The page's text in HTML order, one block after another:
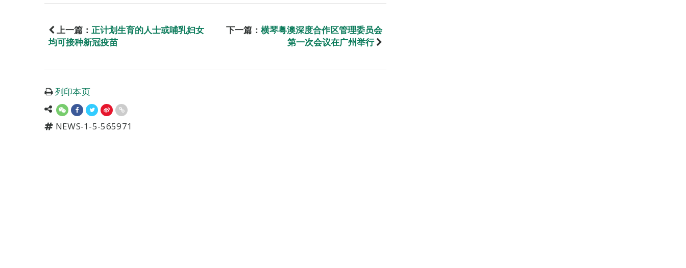
上一篇： 正计划生育的人士或哺乳妇女
均可接种新冠疫苗
下一篇： 横琴粤澳深度合作区管理委员会
第一次会议在广州举行
列印本页
NEWS-1-5-565971